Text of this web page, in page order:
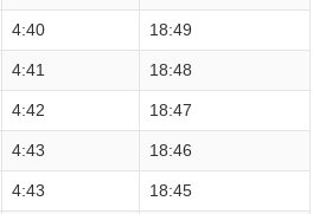
4:40 18:49
4:41 18:48
4:42 18:47
4:43 18:46
4:43 18:45